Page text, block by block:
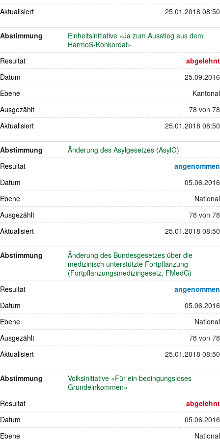
Aktualisiert
25.01.2018 08:50
Abstimmung
Einheitsinitiative «Ja zum Ausstieg aus dem
HarmoS-Konkordat»
Resultat
abgelehnt
Datum
25.09.2016
Ebene
Kantonal
Ausgezählt
78 von 78
Aktualisiert
25.01.2018 08:50
Abstimmung
Änderung des Asylgesetzes (AsylG)
Resultat
angenommen
Datum
05.06.2016
Ebene
National
Ausgezählt
78 von 78
Aktualisiert
25.01.2018 08:50
Abstimmung
Änderung des Bundesgesetzes über die
medizinisch unterstützte Fortpflanzung
(Fortpflanzungsmedizingesetz, FMedG)
Resultat
angenommen
Datum
05.06.2016
Ebene
National
Ausgezählt
78 von 78
Aktualisiert
25.01.2018 08:50
Abstimmung
Volksinitiative «Für ein bedingungsloses
Grundeinkommen»
Resultat
abgelehnt
Datum
05.06.2016
Ebene
National